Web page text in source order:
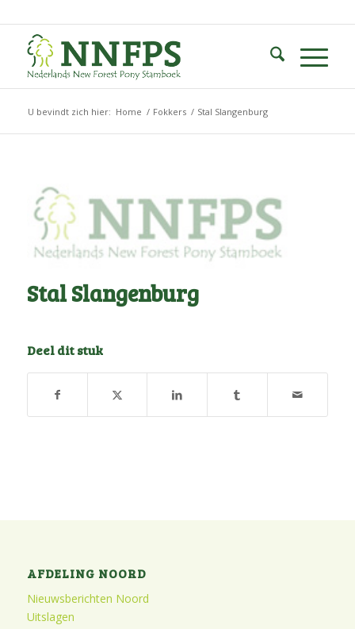
U bevindt zich hier: Home / Fokkers / Stal Slangenburg
Stal Slangenburg
Deel dit stuk
AFDELING NOORD
Nieuwsberichten Noord
Uitslagen